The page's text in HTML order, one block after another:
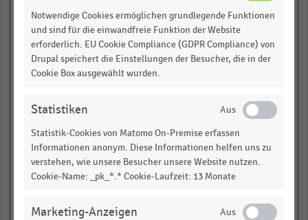
Ross Stores (US)
Hy-Vee (US)*
(US)
Menard (US)*
Southeastern Grocers
(US)*
Giant Eagle (US)*
Notwendige Cookies ermöglichen grundlegende Funktionen
und sind für die einwandfreie Funktion der Website
erforderlich. EU Cookie Compliance (GDPR Compliance) von
Drupal speichert die Einstellungen der Besucher, die in der
Cookie Box ausgewählt wurden.
Statistiken
Statistik-Cookies von Matomo On-Premise erfassen
Informationen anonym. Diese Informationen helfen uns zu
verstehen, wie unsere Besucher unsere Website nutzen.
Cookie-Name: _pk_*.* Cookie-Laufzeit: 13 Monate
Marketing-Anzeigen